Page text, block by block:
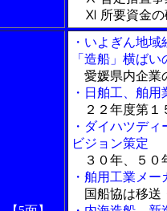
Ⅺ 所要資金の
・いよぎん地
「造船」横ば
愛媛県内企業
・日舶工、舶
２２年度第１
・ダイハツデ
ビジョン策定
３０年、５０
・舶用工業メ
国船協は移送